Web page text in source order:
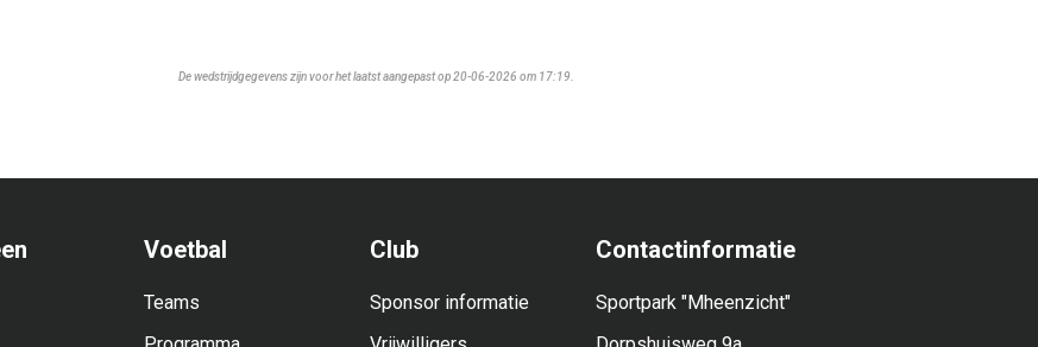
De wedstrijdgegevens zijn voor het laatst aangepast op 20-06-2026 om 17:19.
Voetbal
Teams
Club
Sponsor informatie
Contactinformatie
Sportpark "Mheenzicht"